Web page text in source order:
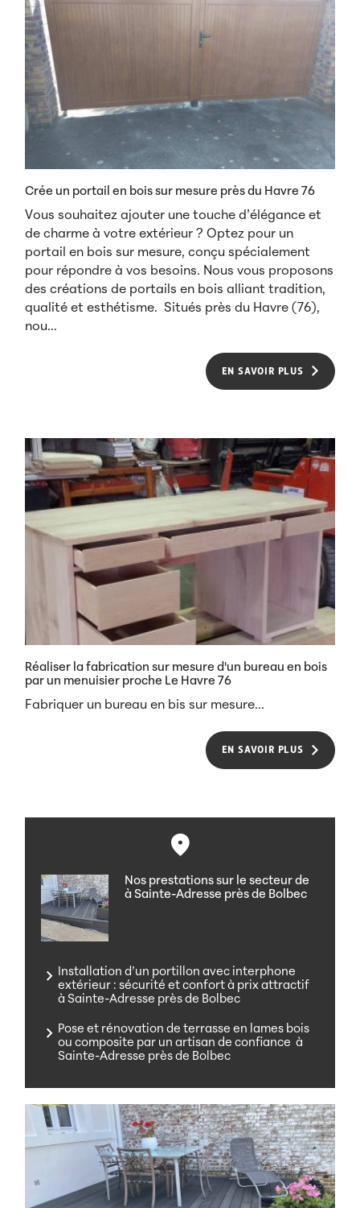
Crée un portail en bois sur mesure près du Havre 76
Vous souhaitez ajouter une touche d’élégance et
de charme à votre extérieur ? Optez pour un
portail en bois sur mesure, conçu spécialement
pour répondre à vos besoins. Nous vous proposons
des créations de portails en bois alliant tradition,
qualité et esthétisme. Situés près du Havre (76),
nou...
EN SAVOIR PLUS
Réaliser la fabrication sur mesure d'un bureau en bois
par un menuisier proche Le Havre 76
Fabriquer un bureau en bis sur mesure...
EN SAVOIR PLUS
Nos prestations sur le secteur de
à Sainte-Adresse près de Bolbec
Installation d’un portillon avec interphone
extérieur : sécurité et confort à prix attractif
à Sainte-Adresse près de Bolbec
Pose et rénovation de terrasse en lames bois
ou composite par un artisan de confiance à
Sainte-Adresse près de Bolbec